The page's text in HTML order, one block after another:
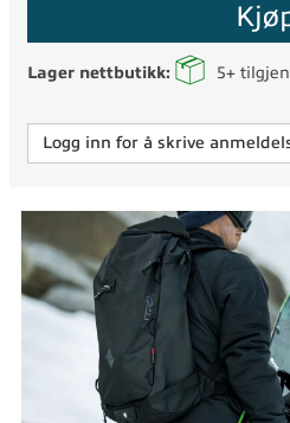
Logg inn for å skrive
Lager nettbutikk: 5+